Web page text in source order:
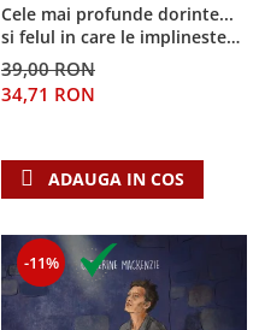
Cele mai profunde dorinte...
si felul in care le implineste
invatatura crestina
39,00 RON
34,71 RON
ADAUGA IN COS
-11%